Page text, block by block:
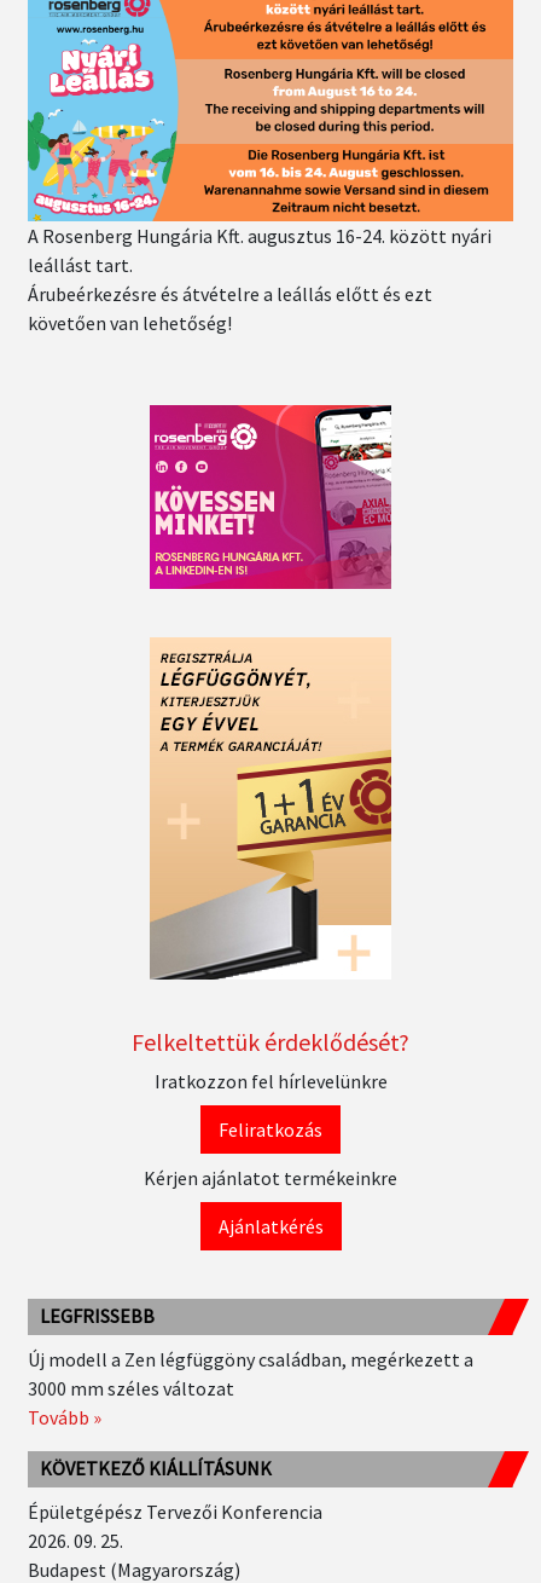
Felkeltettük érdeklődését?
Iratkozzon fel hírlevelünkre
Feliratkozás
Kérjen ajánlatot termékeinkre
Ajánlatkérés
A Rosenberg Hungária Kft. augusztus 16-24. között nyári
leállást tart.
Árubeérkezésre és átvételre a leállás előtt és ezt
követően van lehetőség!
LEGFRISSEBB
Új modell a Zen légfüggöny családban, megérkezett a
3000 mm széles változat
Tovább »
KÖVETKEZŐ KIÁLLÍTÁSUNK
Épületgépész Tervezői Konferencia
2026. 09. 25.
Budapest (Magyarország)